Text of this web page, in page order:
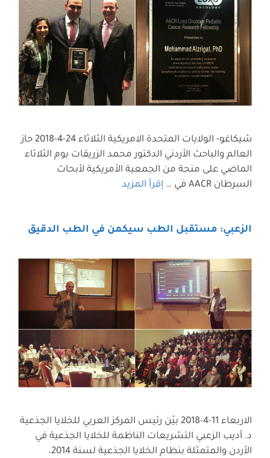
شيكاغو- الولايات المتحدة الامريكية الثلاثاء 24-4-2018 حاز
العالم والباحث الأردني الدكتور محمد الزريقات يوم الثلاثاء
الماضي على منحة من الجمعية الأمريكية لأبحاث
السرطان AACR في …
إقرأ المزيد
الزعبي: مستقبل الطب سيكمن في الطب الدقيق
الاربعاء 11-4-2018 بيّن رئيس المركز العربي للخلايا الجذعية
د. أديب الزعبي التشريعات الناظمة للخلايا الجذعية في
الأردن والمتمثلة بنظام الخلايا الجذعية لسنة 2014،